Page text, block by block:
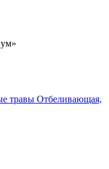
травы Отбеливающая,